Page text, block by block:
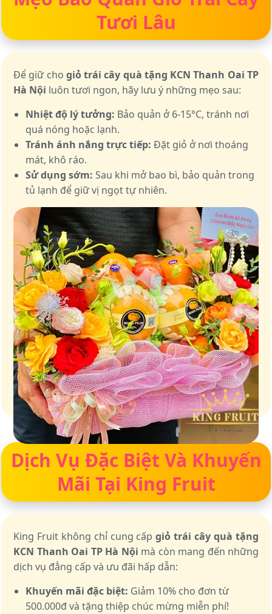
Tươi Lâu
Để giữ cho giỏ trái cây quà tặng KCN Thanh Oai TP
Hà Nội luôn tươi ngon, hãy lưu ý những mẹo sau:
Nhiệt độ lý tưởng: Bảo quản ở 6-15°C, tránh nơi
quá nóng hoặc lạnh.
Tránh ánh nắng trực tiếp: Đặt giỏ ở nơi thoáng
mát, khô ráo.
Sử dụng sớm: Sau khi mở bao bì, bảo quản trong
tủ lạnh để giữ vị ngọt tự nhiên.
Giữ trọn vị ngọt của thiên nhiên
Dịch Vụ Đặc Biệt Và Khuyến
Mãi Tại King Fruit
King Fruit không chỉ cung cấpgiỏ trái cây quà tặng
KCN Thanh Oai TP Hà Nội mà còn mang đến những
dịch vụ đẳng cấp và ưu đãi hấp dẫn:
Khuyến mãi đặc biệt: Giảm 10% cho đơn từ
500.000đ và tặng thiệp chúc mừng miễn phí!